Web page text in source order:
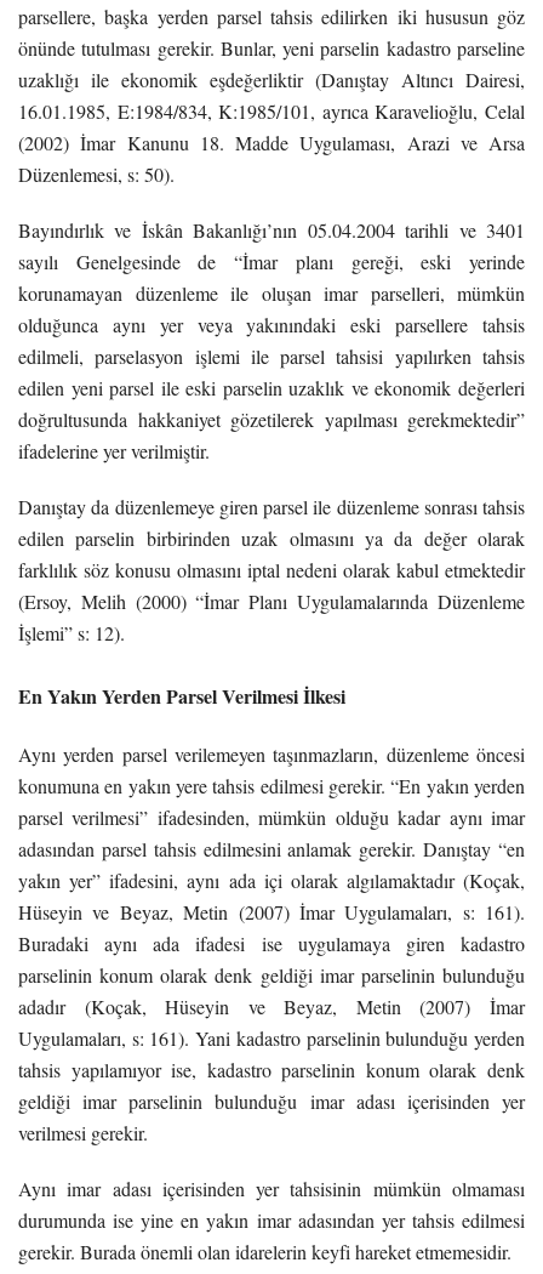
parsellere, başka yerden parsel tahsis edilirken iki hususun göz
önünde tutulması gerekir. Bunlar, yeni parselin kadastro parseline
uzaklığı ile ekonomik eşdeğerliktir (Danıştay Altıncı Dairesi,
16.01.1985, E:1984/834, K:1985/101, ayrıca Karavelioğlu, Celal
(2002) İmar Kanunu 18. Madde Uygulaması, Arazi ve Arsa
Düzenlemesi, s: 50).
Bayındırlık ve İskân Bakanlığı’nın 05.04.2004 tarihli ve 3401
sayılı Genelgesinde de “İmar planı gereği, eski yerinde
korunamayan düzenleme ile oluşan imar parselleri, mümkün
olduğunca aynı yer veya yakınındaki eski parsellere tahsis
edilmeli, parselasyon işlemi ile parsel tahsisi yapılırken tahsis
edilen yeni parsel ile eski parselin uzaklık ve ekonomik değerleri
doğrultusunda hakkaniyet gözetilerek yapılması gerekmektedir”
ifadelerine yer verilmiştir.
Danıştay da düzenlemeye giren parsel ile düzenleme sonrası tahsis
edilen parselin birbirinden uzak olmasını ya da değer olarak
farklılık söz konusu olmasını iptal nedeni olarak kabul etmektedir
(Ersoy, Melih (2000) “İmar Planı Uygulamalarında Düzenleme
İşlemi” s: 12).
En Yakın Yerden Parsel Verilmesi İlkesi
Aynı yerden parsel verilemeyen taşınmazların, düzenleme öncesi
konumuna en yakın yere tahsis edilmesi gerekir. “En yakın yerden
parsel verilmesi” ifadesinden, mümkün olduğu kadar aynı imar
adasından parsel tahsis edilmesini anlamak gerekir. Danıştay “en
yakın yer” ifadesini, aynı ada içi olarak algılamaktadır (Koçak,
Hüseyin ve Beyaz, Metin (2007) İmar Uygulamaları, s: 161).
Buradaki aynı ada ifadesi ise uygulamaya giren kadastro
parselinin konum olarak denk geldiği imar parselinin bulunduğu
adadır (Koçak, Hüseyin ve Beyaz, Metin (2007) İmar
Uygulamaları, s: 161). Yani kadastro parselinin bulunduğu yerden
tahsis yapılamıyor ise, kadastro parselinin konum olarak denk
geldiği imar parselinin bulunduğu imar adası içerisinden yer
verilmesi gerekir.
Aynı imar adası içerisinden yer tahsisinin mümkün olmaması
durumunda ise yine en yakın imar adasından yer tahsis edilmesi
gerekir. Burada önemli olan idarelerin keyfi hareket etmemesidir.